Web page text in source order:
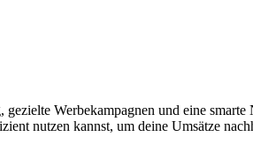
Werbekampagnen und eine
nutzen kannst, um deine Umsätze